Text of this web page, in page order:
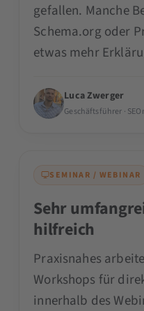
gefallen. Manche
Schema.org oder
etwas mehr
Luca Zwerger
SEMINAR / WEBINAR
Sehr
hilfreich
Praxisnahes
Workshops für
innerhalb des